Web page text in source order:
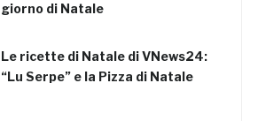
giorno di Natale
Le ricette di Natale di VNews24:
“Lu Serpe” e la Pizza di Natale